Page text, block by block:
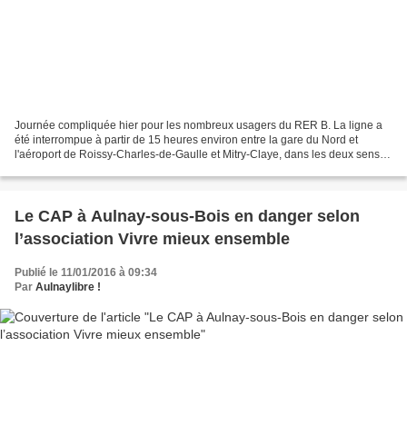
Journée compliquée hier pour les nombreux usagers du RER B. La ligne a
été interrompue à partir de 15 heures environ entre la gare du Nord et
l'aéroport de Roissy-Charles-de-Gaulle et Mitry-Claye, dans les deux sens, à
Le CAP à Aulnay-sous-Bois en danger selon
l’association Vivre mieux ensemble
Publié le 11/01/2016 à 09:34
Par Aulnaylibre !